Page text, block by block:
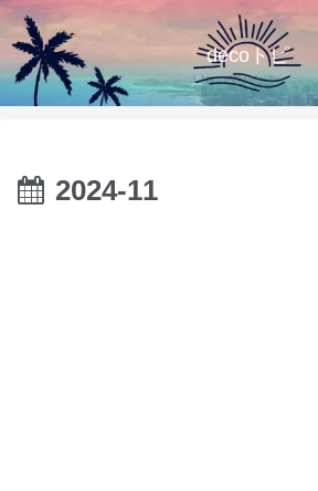
decoトピ
2024-11